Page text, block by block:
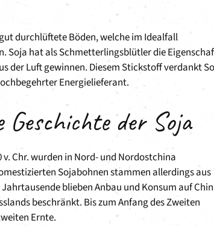
durchlüftete Böden, welche im Idealfall
Soja hat als Schmetterlingsblütler die
der Luft gewinnen. Diesem Stickstoff verdankt
Energielieferant.
der Soja
Chr. wurden in Nord- und Nordostchina
Sojabohnen stammen allerdings aus
blieben Anbau und Konsum auf
beschränkt. Bis zum Anfang des Zweiten
Ernte.